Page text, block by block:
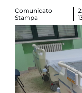
Comunicato
Stampa